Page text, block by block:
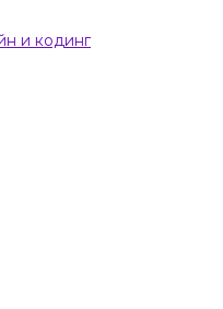
и кодинг